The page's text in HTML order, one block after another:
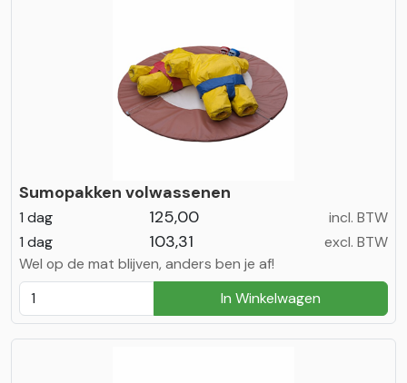
Sumopakken volwassenen
1 dag 125,00
incl. BTW
1 dag
103,31
excl. BTW
Wel op de mat blijven, anders ben je af!
In Winkelwagen